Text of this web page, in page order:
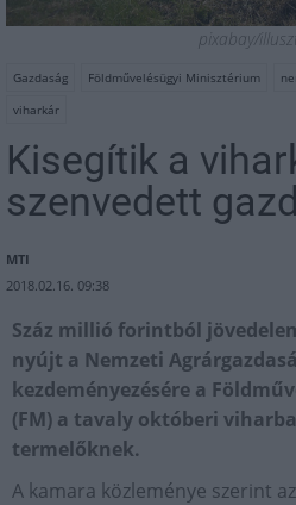
pixabay/
Gazdaság Földművelésügyi Minisztérium
viharkár
Kisegítik a
szenvedett
MTI
2018.02.16. 09:38
Száz millió forintból
nyújt a Nemzeti
kezdeményezésére a
(FM) a tavaly októberi
termelőknek.
A kamara közleménye szerint